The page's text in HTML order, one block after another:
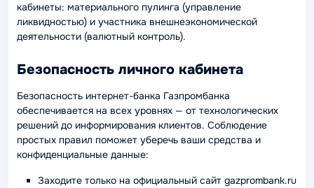
кабинеты: материального пулинга (управление
ликвидностью) и участника внешнеэкономической
деятельности (валютный контроль).
Безопасность личного кабинета
Безопасность интернет-банка Газпромбанка
обеспечивается на всех уровнях — от технологических
решений до информирования клиентов. Соблюдение
простых правил поможет уберечь ваши средства и
конфиденциальные данные:
Заходите только на официальный сайт gazprombank.ru